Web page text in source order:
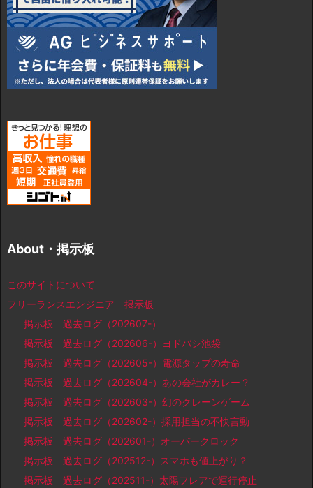
About・掲示板
このサイトについて
フリーランスエンジニア 掲示板
掲示板 過去ログ（202607-）
掲示板 過去ログ（202606-）ヨドバシ池袋
掲示板 過去ログ（202605-）電源タップの寿命
掲示板 過去ログ（202604-）あの会社がカレー？
掲示板 過去ログ（202603-）幻のクレーンゲーム
掲示板 過去ログ（202602-）採用担当の不快言動
掲示板 過去ログ（202601-）オーバークロック
掲示板 過去ログ（202512-）スマホも値上がり？
掲示板 過去ログ（202511-）太陽フレアで運行停止